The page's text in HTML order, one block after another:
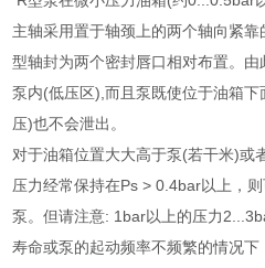
主轴采用置于轴颈上的两个轴向紧
型轴封为两个密封唇口相对布置。
泵内(低压区),而且泵既使位于油箱
压)也不会泄出。
对于油箱位置大大高于泵(若干米)或
压力经常保持在Ps > 0.4bar以上，
泵。但请注意: 1bar以上的压力
寿命或泵的起动频率不频繁的情况下